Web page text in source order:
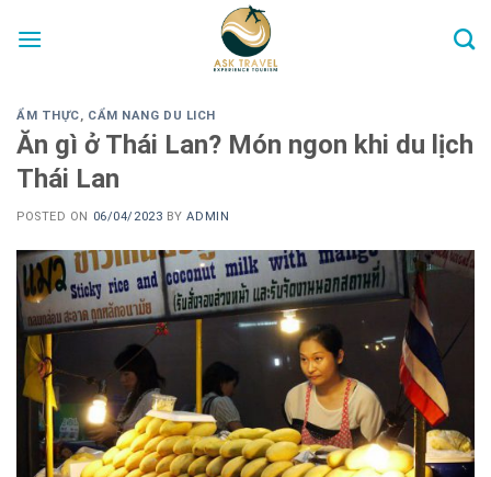
ẨM THỰC, CẨM NANG DU LICH
Ăn gì ở Thái Lan? Món ngon khi du lịch
Thái Lan
POSTED ON 06/04/2023 BYADMIN